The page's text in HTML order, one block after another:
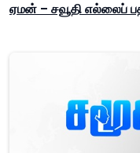
ஏமன் – சவூதி எல்லைப்